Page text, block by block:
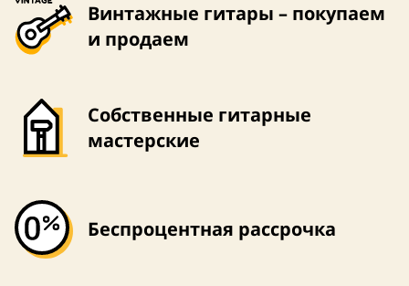
Винтажные гитары – покупаем
и продаем
Собственные гитарные
мастерские
Беспроцентная рассрочка